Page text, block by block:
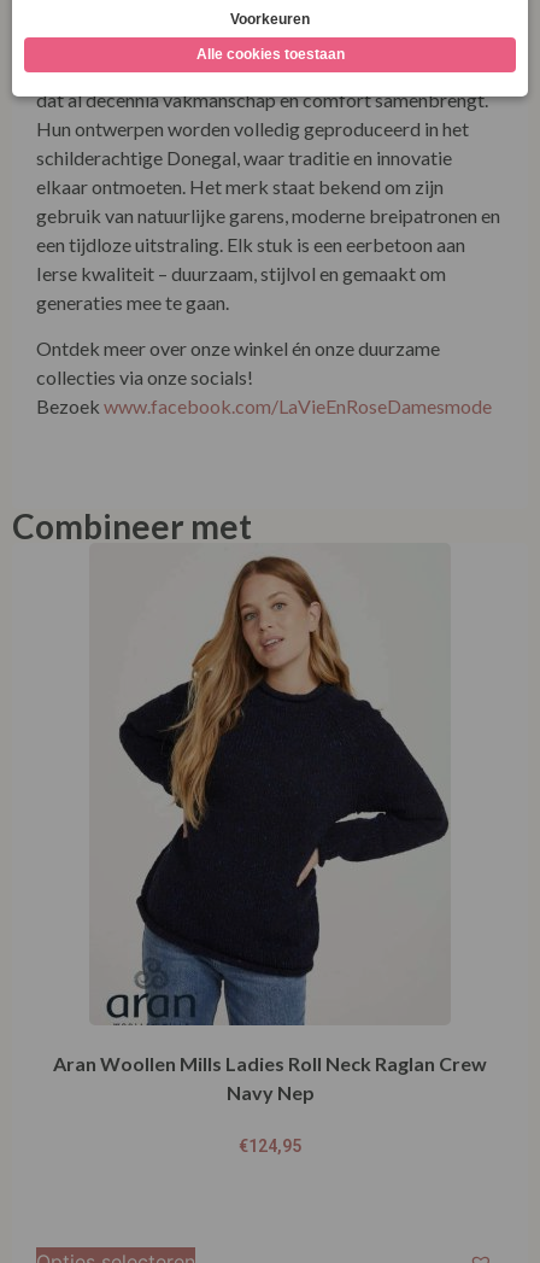
elkaar ontmoeten. Het merk staat bekend om zijn
gebruik van natuurlijke garens, moderne breipatronen en
een tijdloze uitstraling. Elk stuk is een eerbetoon aan
Ierse kwaliteit – duurzaam, stijlvol en gemaakt om
generaties mee te gaan.
Ontdek meer over onze winkel én onze duurzame
Bezoek
www.facebook.com/LaVieEnRoseDamesmode
Combineer met
Aran Woollen Mills Ladies Roll Neck Raglan Crew
€124,95